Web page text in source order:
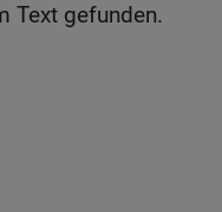
Text gefunden.